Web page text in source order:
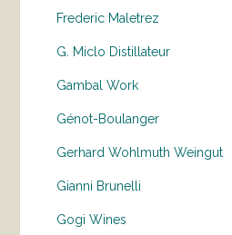
Frederic Maletrez
G. Miclo Distillateur
Gambal Work
Génot-Boulanger
Gerhard Wohlmuth Weingut
Gianni Brunelli
Gogi Wines